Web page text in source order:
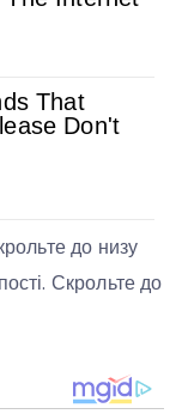
до низу
Скрольте до